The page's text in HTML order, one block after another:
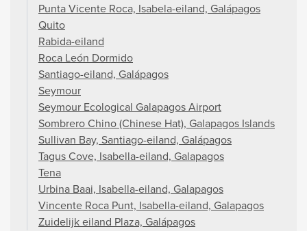
Punta Vicente Roca, Isabela-eiland, Galápagos
Quito
Rabida-eiland
Roca León Dormido
Santiago-eiland, Galápagos
Seymour
Seymour Ecological Galapagos Airport
Sombrero Chino (Chinese Hat), Galapagos Islands
Sullivan Bay, Santiago-eiland, Galápagos
Tagus Cove, Isabella-eiland, Galapagos
Tena
Urbina Baai, Isabella-eiland, Galapagos
Vincente Roca Punt, Isabella-eiland, Galapagos
Zuidelijk eiland Plaza, Galápagos